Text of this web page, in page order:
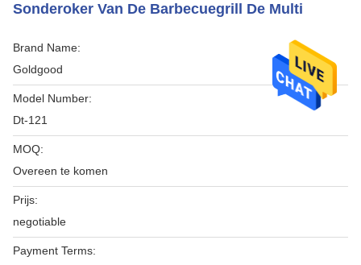
Sonderoker Van De Barbecuegrill De Multi
Brand Name:
Goldgood
Model Number:
Dt-121
MOQ:
Overeen te komen
Prijs:
negotiable
Payment Terms: